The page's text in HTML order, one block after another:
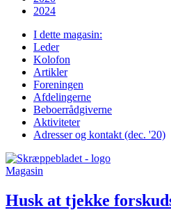
2024
I dette magasin:
Leder
Kolofon
Artikler
Foreningen
Afdelingerne
Beboer­rådgiverne
Aktiviteter
Adresser og kontakt (dec. '20)
Magasin
Husk at tjekke